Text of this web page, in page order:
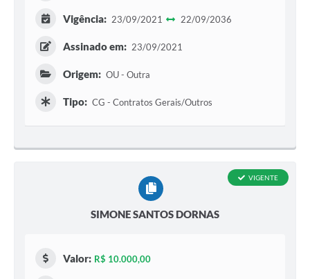
Enquete
Agenda
Diário Oficial
Vigência: 23/09/2021 22/09/2036
Assinado em: 23/09/2021
Origem: OU - Outra
Tipo: CG - Contratos Gerais/Outros
SIMONE SANTOS DORNAS
VIGENTE
Valor: R$ 10.000,00